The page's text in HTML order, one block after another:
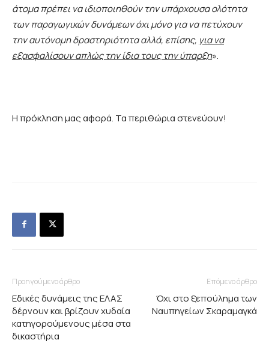
άτομα πρέπει να ιδιοποιηθούν την υπάρχουσα ολότητα
των παραγωγικών δυνάμεων όχι μόνο για να πετύχουν
την αυτόνομη δραστηριότητα αλλά, επίσης, για να
εξασφαλίσουν απλώς την ίδια τους την ύπαρξη».
Η πρόκληση μας αφορά. Τα περιθώρια στενεύουν!
Προηγούμενο άρθρο
Εδικές δυνάμεις της ΕΛΑΣ
δέρνουν και βρίζουν χυδαία
κατηγορούμενους μέσα στα
δικαστήρια
Επόμενο άρθρο
Όχι στο ξεπούλημα των
Ναυπηγείων Σκαραμαγκά